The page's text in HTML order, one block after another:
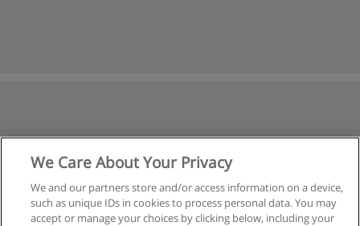
We Care About Your Privacy
We and our partners store and/or access information on a device,
such as unique IDs in cookies to process personal data. You may
accept or manage your choices by clicking below, including your